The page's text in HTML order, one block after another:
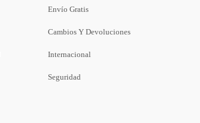
Envío Gratis
Cambios Y Devoluciones
Internacional
Seguridad